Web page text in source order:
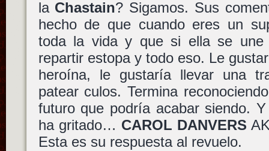
la Chastain? Sigamos. Sus
hecho de que cuando eres un
toda la vida y que si ella se
repartir estopa y todo eso. Le
heroína, le gustaría llevar una
patear culos. Termina
futuro que podría acabar siendo.
ha gritado… CAROL DANVERS
Esta es su respuesta al revuelo.